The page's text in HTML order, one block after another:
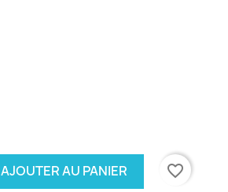
AJOUTER AU PANIER
favorite_border